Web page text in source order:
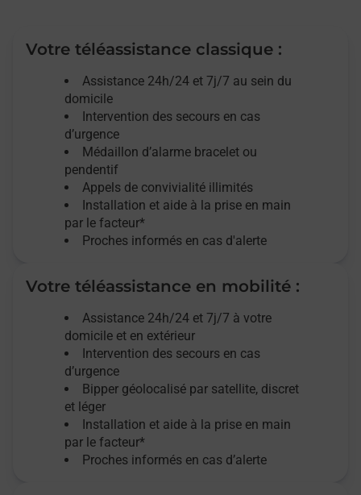
Votre téléassistance classique :
Assistance 24h/24 et 7j/7 au sein du
domicile
Intervention des secours en cas
d’urgence
Médaillon d’alarme bracelet ou
pendentif
Appels de convivialité illimités
Installation et aide à la prise en main
par le facteur*
Proches informés en cas d'alerte
Votre téléassistance en mobilité :
Assistance 24h/24 et 7j/7 à votre
domicile et en extérieur
Intervention des secours en cas
d’urgence
Bipper géolocalisé par satellite, discret
et léger
Installation et aide à la prise en main
par le facteur*
Proches informés en cas d’alerte